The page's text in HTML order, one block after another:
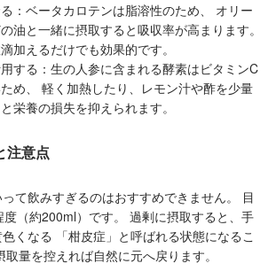
：ベータカロテンは脂溶性のため、 オリー
油と一緒に摂取すると吸収率が高まります。
加えるだけでも効果的です。
する：生の人参に含まれる酵素はビタミンC
め、 軽く加熱したり、レモン汁や酢を少量
栄養の損失を抑えられます。
注意点
て飲みすぎるのはおすすめできません。 目
（約200ml）です。 過剰に摂取すると、手
くなる 「柑皮症」と呼ばれる状態になるこ
量を控えれば自然に元へ戻ります。